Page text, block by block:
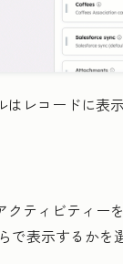
はレコードに表
クティビティー
で表示するかを